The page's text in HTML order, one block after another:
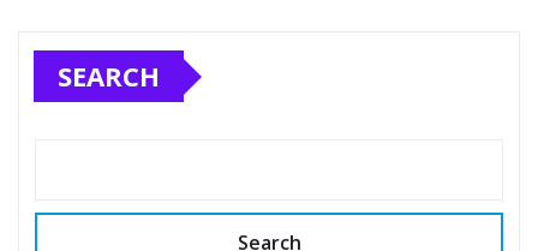
SEARCH
Search